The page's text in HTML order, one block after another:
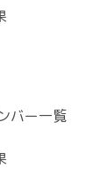
バー一覧